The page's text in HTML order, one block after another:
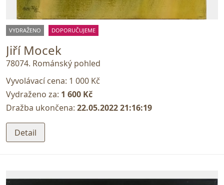
VYDRAŽENO DOPORUČUJEME
Jiří Mocek
78074. Románský pohled
Vyvolávací cena: 1 000 Kč
Vydraženo za: 1 600 Kč
Dražba ukončena: 22.05.2022 21:16:19
Detail